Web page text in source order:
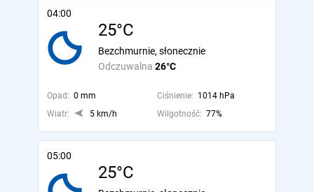
04:00
25°C
Odczuwalna 26°C
Bezchmurnie, słonecznie
Opad: 0 mm Ciśnienie: 1014 hPa
Wiatr:
5 km/h Wilgotność: 77%
05:00
25°C